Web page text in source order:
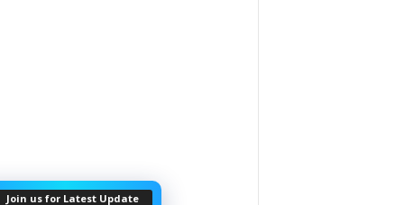
Join us for Latest Update